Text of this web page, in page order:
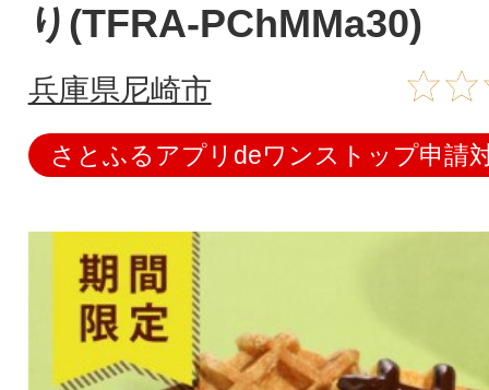
り(TFRA-PChMMa30)
兵庫県尼崎市
さとふるアプリdeワンストップ申請